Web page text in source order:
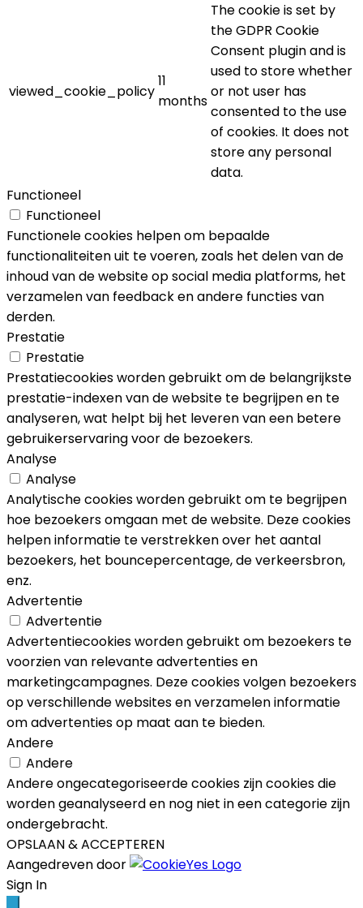
viewed_cookie_policy
11
months
The cookie is set by
the GDPR Cookie
Consent plugin and is
used to store whether
or not user has
consented to the use
of cookies. It does not
store any personal
data.
Functioneel
Functioneel
Functionele cookies helpen om bepaalde
functionaliteiten uit te voeren, zoals het delen van de
inhoud van de website op social media platforms, het
verzamelen van feedback en andere functies van
derden.
Prestatie
Prestatie
Prestatiecookies worden gebruikt om de belangrijkste
prestatie-indexen van de website te begrijpen en te
analyseren, wat helpt bij het leveren van een betere
gebruikerservaring voor de bezoekers.
Analyse
Analyse
Analytische cookies worden gebruikt om te begrijpen
hoe bezoekers omgaan met de website. Deze cookies
helpen informatie te verstrekken over het aantal
bezoekers, het bouncepercentage, de verkeersbron,
enz.
Advertentie
Advertentie
Advertentiecookies worden gebruikt om bezoekers te
voorzien van relevante advertenties en
marketingcampagnes. Deze cookies volgen bezoekers
op verschillende websites en verzamelen informatie
om advertenties op maat aan te bieden.
Andere
Andere
Andere ongecategoriseerde cookies zijn cookies die
worden geanalyseerd en nog niet in een categorie zijn
ondergebracht.
OPSLAAN & ACCEPTEREN
Aangedreven door
Scroll
Sign In